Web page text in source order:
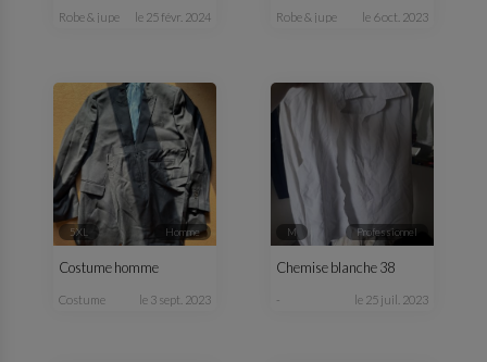
robe & jupe le 25 févr. 2024 robe & jupe le 6 oct. 2023
5XL homme
Costume homme
costume le 3 sept. 2023
M professionnel
Chemise blanche 38
- le 25 juil. 2023